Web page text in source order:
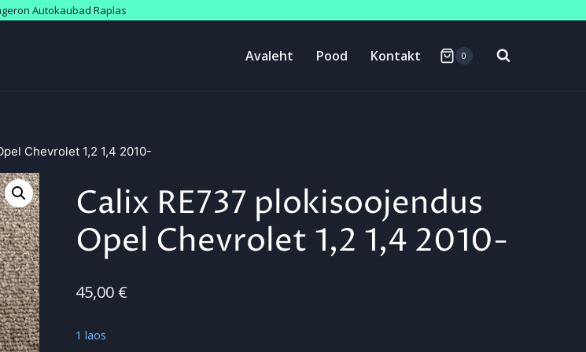
Autokaubad Raplas
Avaleht Pood Kontakt 0
Chevrolet 1,2 1,4 2010-
Calix RE737 plokisoojendus
Opel Chevrolet 1,2 1,4 2010-
45,00 €
1 laos